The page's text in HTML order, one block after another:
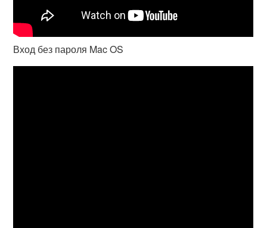
Вход без пароля Mac OS